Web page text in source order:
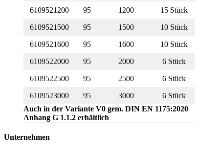
6109521200 95 1200 15 Stück
6109521500 95 1500 10 Stück
6109521600 95 1600 10 Stück
6109522000 95 2000 6 Stück
6109522500 95 2500 6 Stück
6109523000 95 3000
6 Stück
Auch in der Variante V0 gem. DIN EN 1175:2020
Anhang G 1.1.2 erhältlich
Unternehmen